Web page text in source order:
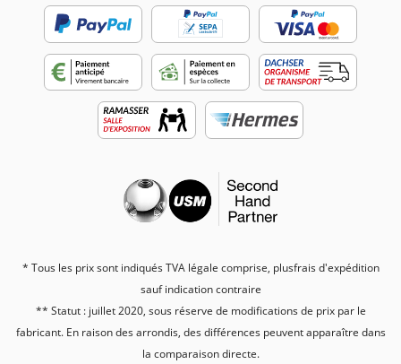
* Tous les prix sont indiqués TVA légale comprise, plusfrais d'expédition
sauf indication contraire
** Statut : juillet 2020, sous réserve de modifications de prix par le
fabricant. En raison des arrondis, des différences peuvent apparaître dans
la comparaison directe.